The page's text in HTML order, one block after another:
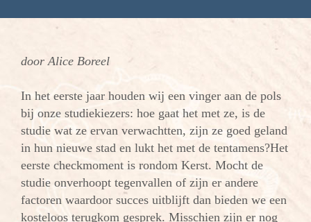
door Alice Boreel
In het eerste jaar houden wij een vinger aan de pols
bij onze studiekiezers: hoe gaat het met ze, is de
studie wat ze ervan verwachtten, zijn ze goed geland
in hun nieuwe stad en lukt het met de tentamens?Het
eerste checkmoment is rondom Kerst. Mocht de
studie onverhoopt tegenvallen of zijn er andere
factoren waardoor succes uitblijft dan bieden we een
kosteloos terugkom gesprek. Misschien zijn er nog